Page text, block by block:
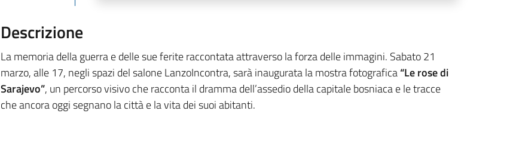
Descrizione
La memoria della guerra e delle sue ferite raccontata attraverso la forza delle immagini. Sabato 21
marzo, alle 17, negli spazi del salone LanzoIncontra, sarà inaugurata la mostra fotografica“Le rose di
Sarajevo”, un percorso visivo che racconta il dramma dell’assedio della capitale bosniaca e le tracce
che ancora oggi segnano la città e la vita dei suoi abitanti.